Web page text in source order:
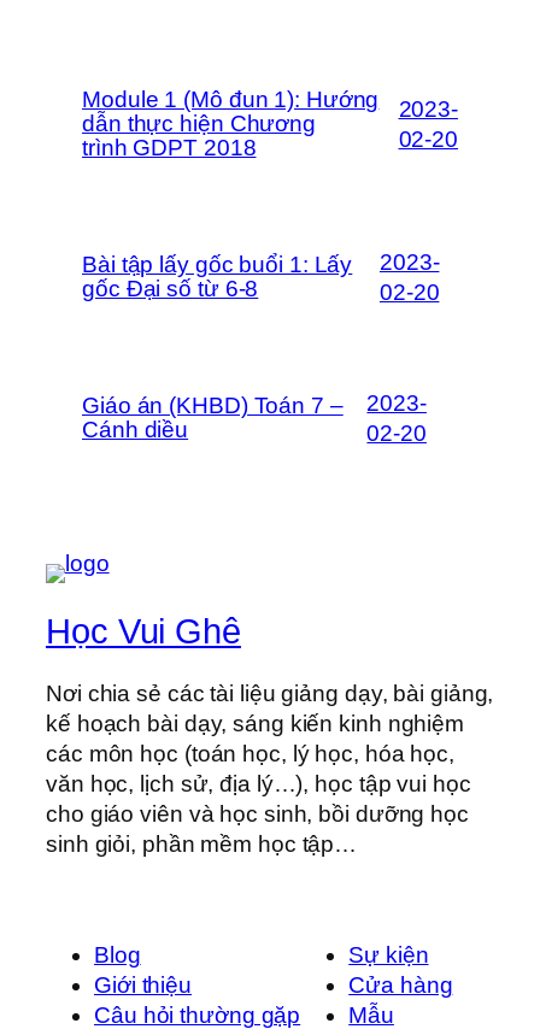
Module 1 (Mô đun 1): Hướng
dẫn thực hiện Chương
trình GDPT 2018
2023-
02-20
Bài tập lấy gốc buổi 1: Lấy
gốc Đại số từ 6-8
2023-
02-20
Giáo án (KHBD) Toán 7 –
Cánh diều
2023-
02-20
Học Vui Ghê
Nơi chia sẻ các tài liệu giảng dạy, bài giảng,
kế hoạch bài dạy, sáng kiến kinh nghiệm
các môn học (toán học, lý học, hóa học,
văn học, lịch sử, địa lý…), học tập vui học
cho giáo viên và học sinh, bồi dưỡng học
sinh giỏi, phần mềm học tập…
Blog
Giới thiệu
Câu hỏi thường gặp
Sự kiện
Cửa hàng
Mẫu